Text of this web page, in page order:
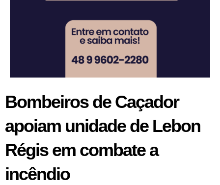
Bombeiros de Caçador
apoiam unidade de Lebon
Régis em combate a
incêndio